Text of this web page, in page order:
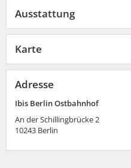
Ausstattung
Karte
Adresse
Ibis Berlin Ostbahnhof
An der Schillingbrücke 2
10243 Berlin